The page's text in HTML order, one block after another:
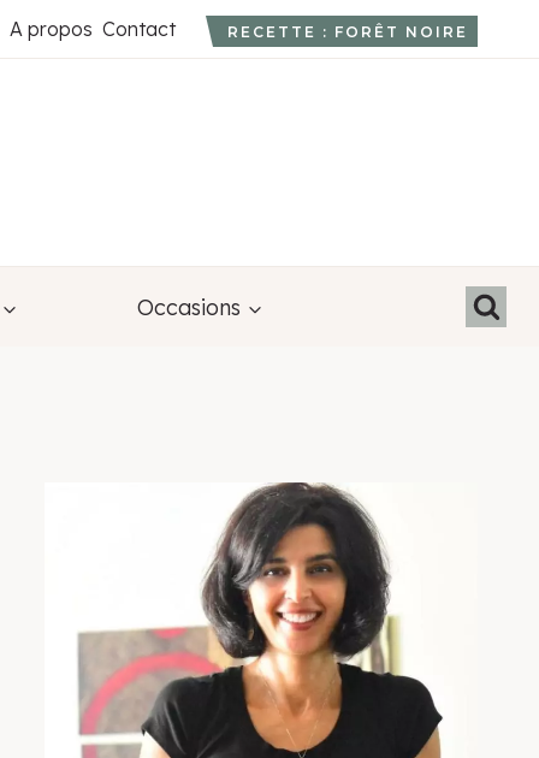
A propos Contact RECETTE : FORÊT NOIRE
Occasions